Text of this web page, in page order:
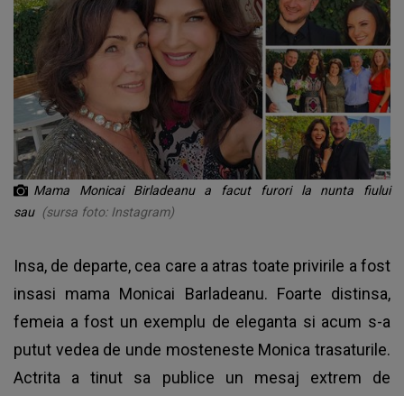
Mama Monicai Birladeanu a facut furori la nunta fiului
sau (sursa foto: Instagram)
Insa, de departe, cea care a atras toate privirile a fost
insasi mama Monicai Barladeanu. Foarte distinsa,
femeia a fost un exemplu de eleganta si acum s-a
putut vedea de unde mosteneste Monica trasaturile.
Actrita a tinut sa publice un mesaj extrem de